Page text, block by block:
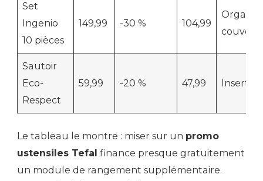
Set
Ingenio
10 pièces
149,99 -30 % 104,99
Sautoir
Eco-
Respect
59,99 -20 % 47,99 Insert
Le tableau le montre : miser sur un promo
ustensiles Tefal finance presque gratuitement
un module de rangement supplémentaire.